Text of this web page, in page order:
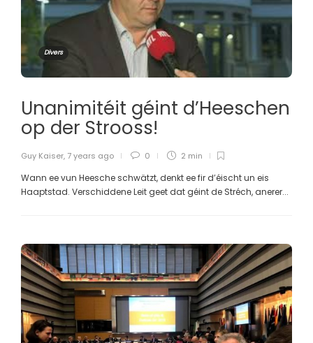
Divers
Unanimitéit géint d’Heeschen
op der Strooss!
Guy Kaiser, 7 years ago 0 2 min
Wann ee vun Heesche schwätzt, denkt ee fir d’éischt un eis
Haaptstad. Verschiddene Leit geet dat géint de Stréch, anerer...